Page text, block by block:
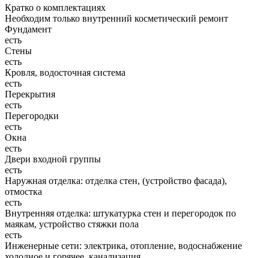
Кратко о комплектациях
Необходим только внутренний косметический ремонт
Фундамент
есть
Стены
есть
Кровля, водосточная система
есть
Перекрытия
есть
Перегородки
есть
Окна
есть
Двери входной группы
есть
Наружная отделка: отделка стен, (устройство фасада),
отмостка
есть
Внутренняя отделка: штукатурка стен и перегородок по
маякам, устройство стяжки пола
есть
Инженерные сети: электрика, отопление, водоснабжение